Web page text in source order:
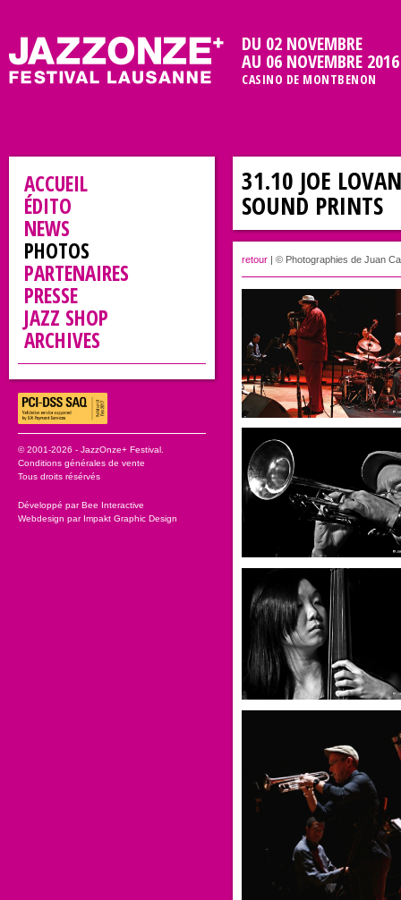
DU 02 NOVEMBRE
AU 06 NOVEMBRE 2016
CASINO DE MONTBENON
ACCUEIL
ÉDITO
NEWS
PHOTOS
PARTENAIRES
PRESSE
JAZZ SHOP
ARCHIVES
© 2001-2026 - JazzOnze+ Festival.
Conditions générales de vente
Tous droits résérvés
Développé parBee Interactive
Webdesign par Impakt Graphic Design
31.10 JOE
SOUND PRINTS
retour | © Photographies de Juan